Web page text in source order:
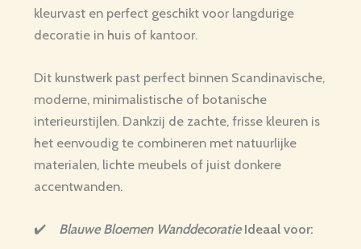
kleurvast en perfect geschikt voor langdurige
decoratie in huis of kantoor.
Dit kunstwerk past perfect binnen Scandinavische,
moderne, minimalistische of botanische
interieurstijlen. Dankzij de zachte, frisse kleuren is
het eenvoudig te combineren met natuurlijke
materialen, lichte meubels of juist donkere
accentwanden.
✔️ Blauwe Bloemen Wanddecoratie Ideaal voor: